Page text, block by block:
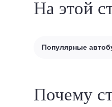
На этой
Популярные
Почему